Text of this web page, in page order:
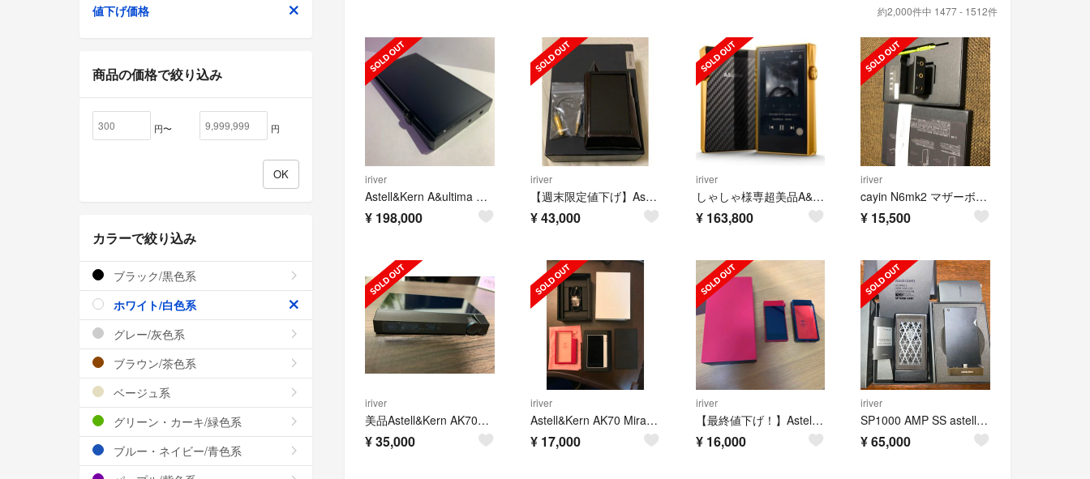
約2,000件中 1477 - 1512件
iriver
Astell&Kern A&ultima SP1000 Onyx Black
¥ 198,000
iriver
【週末限定値下げ】Astell&Kern AK320 128GB ガンメタル
¥43,000
iriver
しゃしゃ様専超美品A&ultima SP1000M GOLD 日本200台限定品
¥ 163,800
iriver
cayin N6mk2 マザーボードA01
¥ 15,500
iriver
美品Astell&Kern AK70MkⅡ （アステルアンドケルン）
¥35,000
iriver
Astell&Kern AK70 Mirage White レザーケース付き
¥ 17,000
iriver
【最終値下げ！】Astell&Kern AK100Ⅱ RedHot
¥ 16,000
iriver
SP1000 AMP SS astell&kern iriver 最終値下げ
¥65,000
値下げ価格
商品の価格で絞り込み
円〜 円
カラーで絞り込み
ブラック/黒色系
ホワイト/白色系
グレー/灰色系
ブラウン/茶色系
ベージュ系
グリーン・カーキ/緑色系
ブルー・ネイビー/青色系